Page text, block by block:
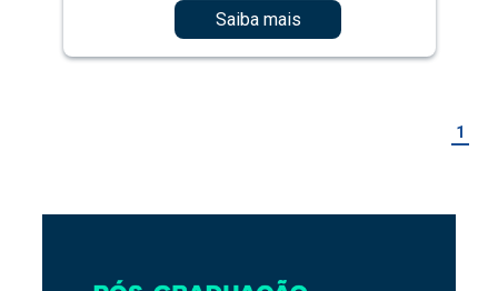
Saiba mais
1